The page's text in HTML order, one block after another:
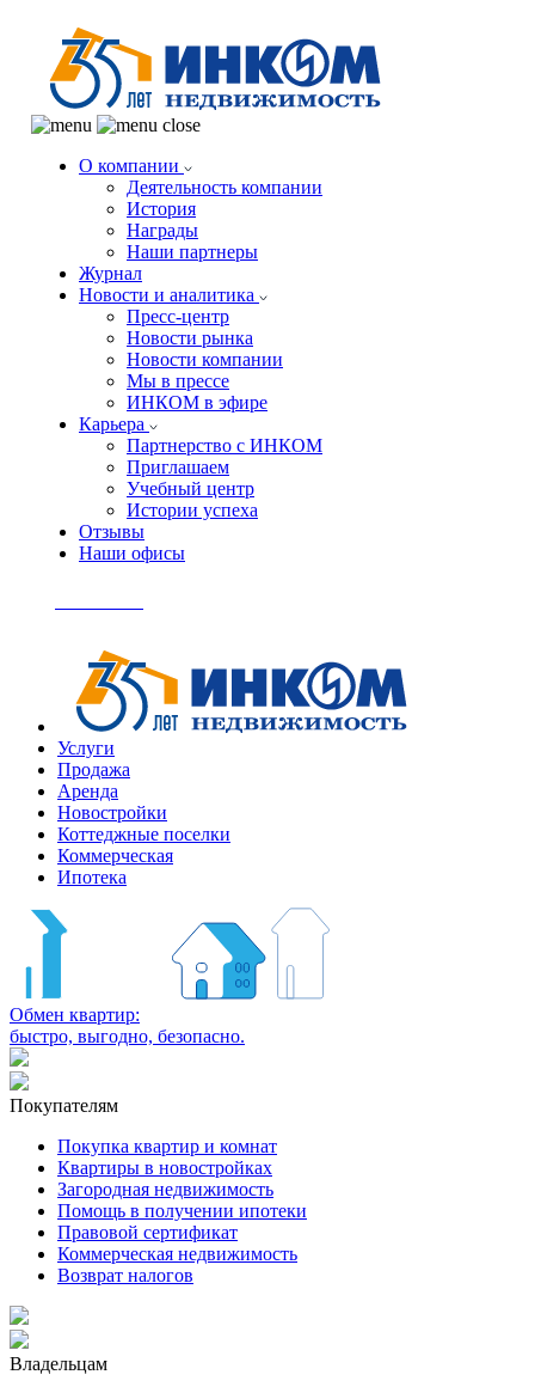
О компании
Деятельность компании
История
Награды
Наши партнеры
Журнал
Новости и аналитика
Пресс-центр
Новости рынка
Новости компании
Мы в прессе
ИНКОМ в эфире
Карьера
Партнерство с ИНКОМ
Приглашаем
Учебный центр
Истории успеха
Отзывы
Наши офисы
Услуги
Продажа
Аренда
Новостройки
Коттеджные поселки
Коммерческая
Ипотека
Обмен квартир:
быстро, выгодно, безопасно.
Покупателям
Покупка квартир и комнат
Квартиры в новостройках
Загородная недвижимость
Помощь в получении ипотеки
Правовой сертификат
Коммерческая недвижимость
Возврат налогов
Владельцам